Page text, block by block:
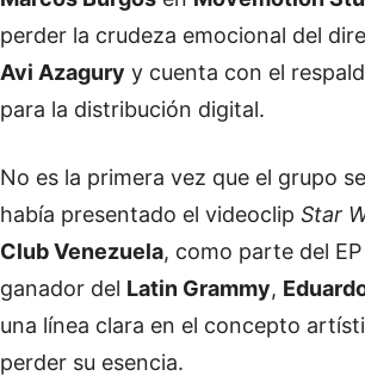
perder la crudeza emocional del
Avi Azagury y cuenta con el
para la distribución digital.
No es la primera vez que el grupo se
había presentado el videoclip Star
ClubVenezuela, como parte del EP
ganador del Latin Grammy,
una línea clara en el concepto
perder su esencia.